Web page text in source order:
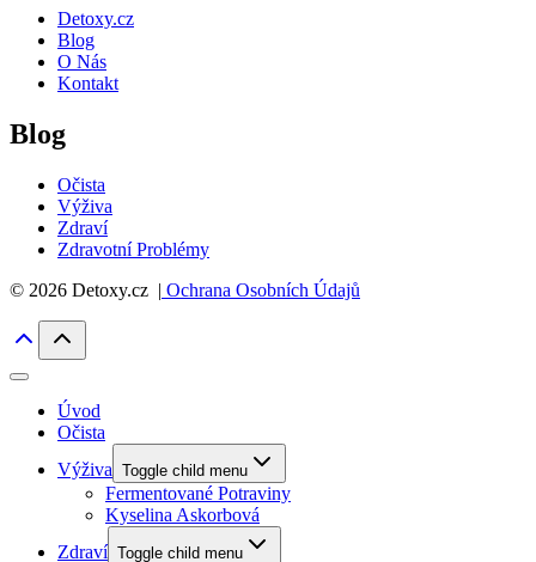
Detoxy.cz
Blog
O Nás
Kontakt
Blog
Očista
Výživa
Zdraví
Zdravotní Problémy
© 2026 Detoxy.cz | Ochrana Osobních Údajů
Úvod
Očista
Výživa Toggle child menu
Fermentované Potraviny
Kyselina Askorbová
Zdraví Toggle child menu